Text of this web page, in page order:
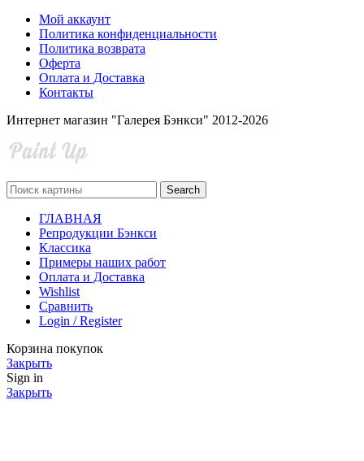
Мой аккаунт
Политика конфиденциальности
Политика возврата
Оферта
Оплата и Доставка
Контакты
Интернет магазин "Галерея Бэнкси" 2012-2026
Search
ГЛАВНАЯ
Репродукции Бэнкси
Классика
Примеры наших работ
Оплата и Доставка
Wishlist
Сравнить
Login / Register
Корзина покупок
Закрыть
Sign in
Закрыть